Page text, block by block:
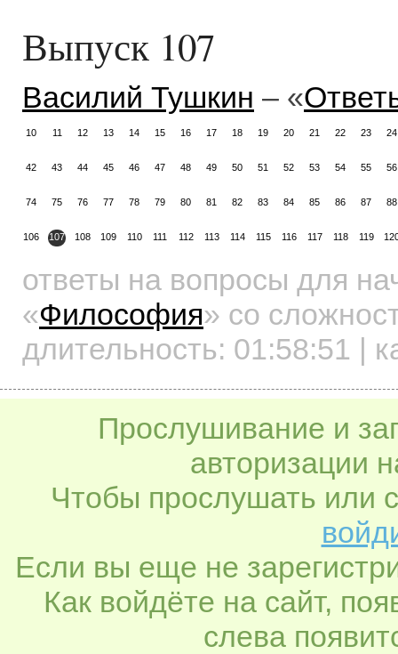
Выпуск 107
Василий Тушкин – «
10 11 12 13 14 15 16 17 18 19 20 21 22 23 24
42 43 44 45 46 47 48 49 50 51 52 53 54 55 56
74 75 76 77 78 79 80 81 82 83 84 85 86 87 88
106 107 108 109 110 111 112 113 114 115 116 117 118 119
ответы на вопросы для
«Философия» со
длительность: 01:58:51 |
Прослушивание и
авторизации
Чтобы прослушать или
Если вы еще не
Как войдёте на сайт,
слева